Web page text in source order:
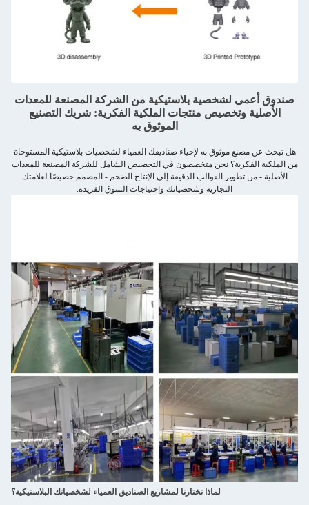
صندوق أعمى لشخصية بلاستيكية من الشركة المصنعة للمعدات
الأصلية وتخصيص منتجات الملكية الفكرية: شريك التصنيع
الموثوق به
هل تبحث عن مصنع موثوق به لإحياء صناديقك العمياء لشخصيات بلاستيكية المستوحاة
من الملكية الفكرية؟ نحن متخصصون في التخصيص الشامل للشركة المصنعة للمعدات
الأصلية - من تطوير القوالب الدقيقة إلى الإنتاج الضخم - المصمم خصيصًا لعلامتك
التجارية وشخصياتك واحتياجات السوق الفريدة.
لماذا تختارنا لمشاريع الصناديق العمياء لشخصياتك البلاستيكية؟